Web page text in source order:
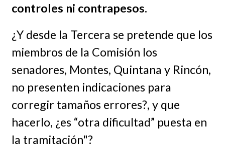
controles ni contrapesos.
¿Y desde la Tercera se pretende que los
miembros de la Comisión los
senadores, Montes, Quintana y Rincón,
no presenten indicaciones para
corregir tamaños errores?, y que
hacerlo, ¿es “otra dificultad” puesta en
la tramitación"?